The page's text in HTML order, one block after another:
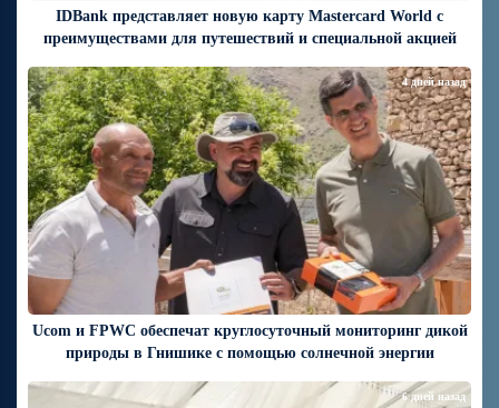
IDBank представляет новую карту Mastercard World с
преимуществами для путешествий и специальной акцией
Ucom и FPWC обеспечат круглосуточный мониторинг дикой
природы в Гнишике с помощью солнечной энергии
4 дней назад
6 дней назад